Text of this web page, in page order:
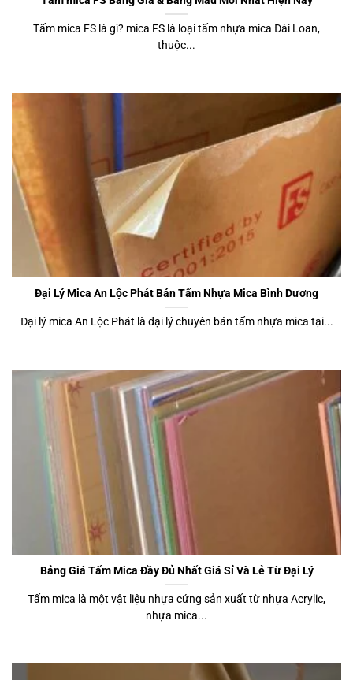
Tấm mica FS là gì? mica FS là loại tấm nhựa mica Đài Loan,
thuộc...
Đại Lý Mica An Lộc Phát Bán Tấm Nhựa Mica Bình Dương
Đại lý mica An Lộc Phát là đại lý chuyên bán tấm nhựa mica tại...
Bảng Giá Tấm Mica Đầy Đủ Nhất Giá Sỉ Và Lẻ Từ Đại Lý
Tấm mica là một vật liệu nhựa cứng sản xuất từ nhựa Acrylic,
nhựa mica...